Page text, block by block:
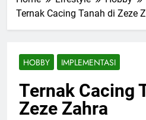
Ternak Cacing Tanah di Zeze
HOBBY IMPLEMENTASI
Ternak Cacing
Zeze Zahra